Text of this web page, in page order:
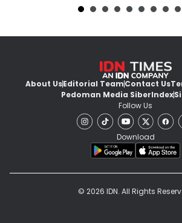
About UsEditorial TeamContact Us
Pedoman Media SiberIndex
Follow Us
Download
© 2026 IDN. All Rights